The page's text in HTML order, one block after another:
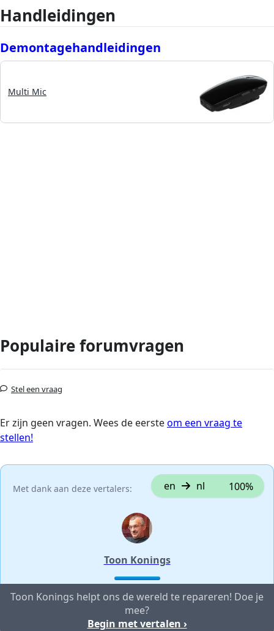
Handleidingen
Demontagehandleidingen
Multi Mic
Populaire forumvragen
Stel een vraag
Er zijn geen vragen. Wees de eersteom een vraag te
stellen!
Met dank aan deze vertalers: en nl 100%
Toon Konings
Toon Konings helpt ons de wereld te repareren! Doe je
mee?
Begin met vertalen ›